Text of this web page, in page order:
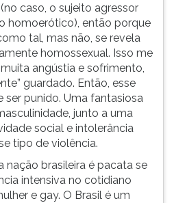
caso, o sujeito agressor
homoerótico), então porque
tal, mas não, se revela
homossexual. Isso me
angústia e sofrimento,
guardado. Então, esse
ser punido. Uma fantasiosa
junto a uma
social e intolerância
tipo de violência.
nação brasileira é pacata se
intensiva no cotidiano
e gay. O Brasil é um